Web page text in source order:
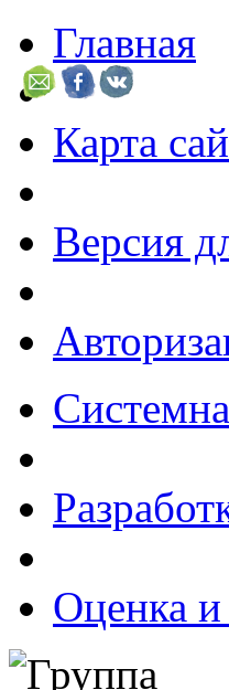
Главная
Карта
Версия
Оценка и